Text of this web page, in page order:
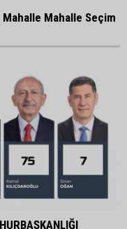
Mahalle Seçim